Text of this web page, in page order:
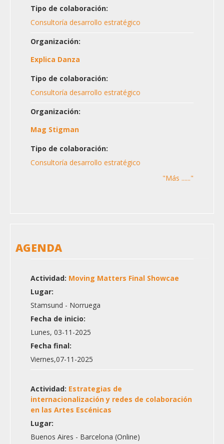
Tipo de colaboración:
Consultoría desarrollo estratégico
Organización:
Explica Danza
Tipo de colaboración:
Consultoría desarrollo estratégico
Organización:
Mag Stigman
Tipo de colaboración:
Consultoría desarrollo estratégico
"Más ......"
AGENDA
Actividad: Moving Matters Final Showcae
Lugar:
Stamsund - Norruega
Fecha de inicio:
Lunes, 03-11-2025
Fecha final:
Viernes,07-11-2025
Actividad: Estrategias de
internacionalización y redes de colaboración
en las Artes Escénicas
Lugar:
Buenos Aires - Barcelona (Online)